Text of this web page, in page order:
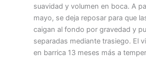
suavidad y volumen en boca. A
mayo, se deja reposar para que
caigan al fondo por gravedad y
separadas mediante trasiego. El
en barrica 13 meses más a